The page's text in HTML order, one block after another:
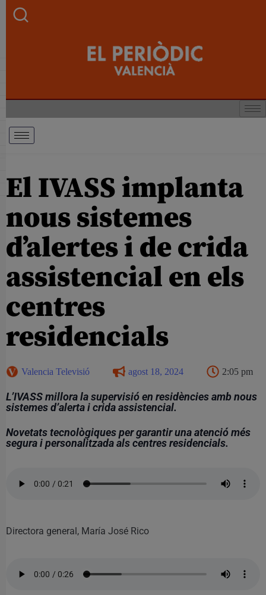
El IVASS implanta
nous sistemes
d’alertes i de crida
assistencial en els
centres
residencials
Valencia Televisió agost 18, 2024 2:05 pm
L’IVASS millora la supervisió en residències amb nous
sistemes d’alerta i crida assistencial.
Novetats tecnològiques per garantir una atenció més
segura i personalitzada als centres residencials.
Directora general, María José Rico